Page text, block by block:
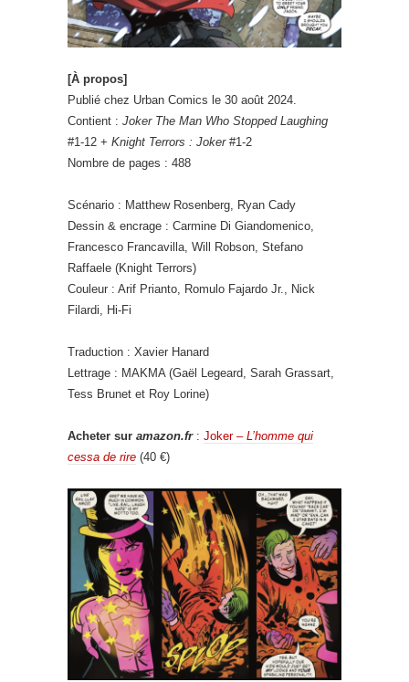
[À propos]
Publié chez Urban Comics le 30 août 2024.
Contient : Joker The Man Who Stopped Laughing
#1-12 + Knight Terrors : Joker#1-2
Nombre de pages : 488
Scénario : Matthew Rosenberg, Ryan Cady
Dessin & encrage : Carmine Di Giandomenico,
Francesco Francavilla, Will Robson, Stefano
Raffaele (Knight Terrors)
Couleur : Arif Prianto, Romulo Fajardo Jr., Nick
Filardi, Hi-Fi
Traduction : Xavier Hanard
Lettrage : MAKMA (Gaël Legeard, Sarah Grassart,
Tess Brunet et Roy Lorine)
Acheter sur amazon.fr: Joker – L’homme qui
cessa de rire (40 €)